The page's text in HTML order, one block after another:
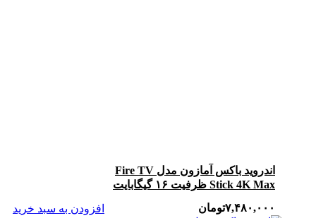
اندروید باکس آمازون مدل Fire TV
Stick 4K Max ظرفیت ۱۶ گیگابایت
افزودن به سبد خرید
۷,۴۸۰,۰۰۰تومان